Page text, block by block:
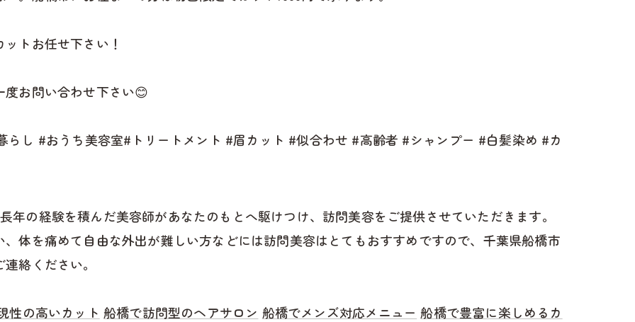
トお任せ下さい！
お問い合わせ下さい😊
し #おうち美容室#トリートメント #眉カット #似合わせ #高齢者 #シャンプー #白髪染め #カ
年の経験を積んだ美容師があなたのもとへ駆けつけ、訪問美容をご提供させていただきます。
体を痛めて自由な外出が難しい方などには訪問美容はとてもおすすめですので、千葉県船橋市
絡ください。
性の高いカット 船橋で訪問型のヘアサロン 船橋でメンズ対応メニュー 船橋で豊富に楽しめるカ